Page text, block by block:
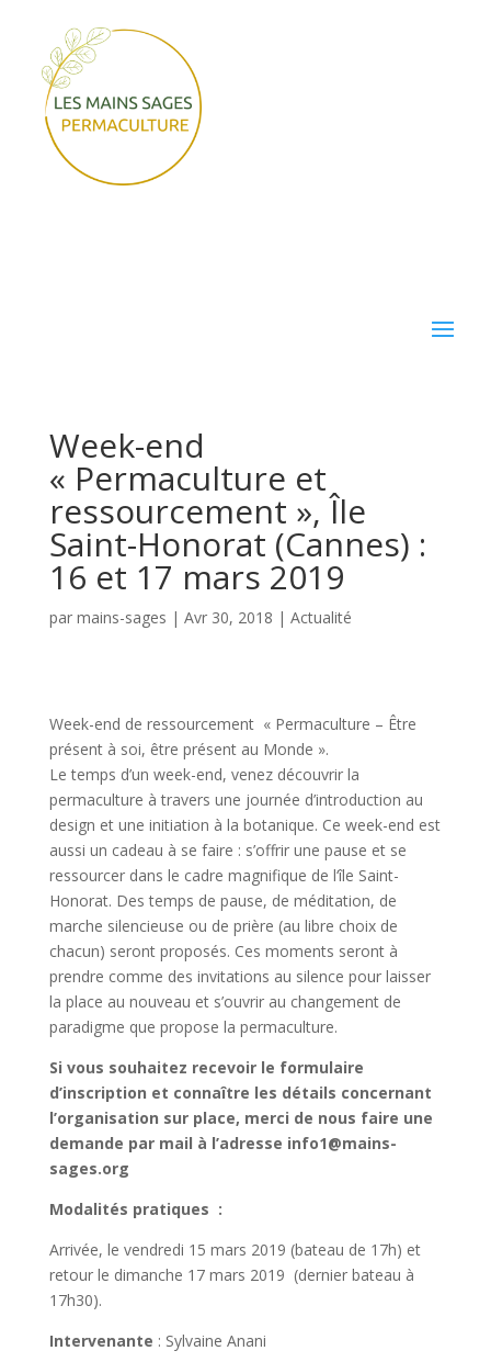
Week-end
« Permaculture et
ressourcement », Île
Saint-Honorat (Cannes) :
16 et 17 mars 2019
par mains-sages | Avr 30, 2018 | Actualité
Week-end de ressourcement « Permaculture – Être
présent à soi, être présent au Monde ».
Le temps d’un week-end, venez découvrir la
permaculture à travers une journée d’introduction au
design et une initiation à la botanique. Ce week-end est
aussi un cadeau à se faire : s’offrir une pause et se
ressourcer dans le cadre magnifique de l‘île Saint-
Honorat. Des temps de pause, de méditation, de
marche silencieuse ou de prière (au libre choix de
chacun) seront proposés. Ces moments seront à
prendre comme des invitations au silence pour laisser
la place au nouveau et s’ouvrir au changement de
paradigme que propose la permaculture.
Si vous souhaitez recevoir le formulaire
d’inscription et connaître les détails concernant
l’organisation sur place, merci de nous faire une
demande par mail à l’adresse info1@mains-
sages.org
Modalités pratiques :
Arrivée, le vendredi 15 mars 2019 (bateau de 17h) et
retour le dimanche 17 mars 2019 (dernier bateau à
17h30).
Intervenante : Sylvaine Anani